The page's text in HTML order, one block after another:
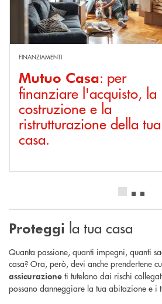
FINANZIAMENTI
Mutuo Casa: per
finanziare l'acquisto, la
costruzione e la
ristrutturazione della tua
casa.
Proteggi la tua casa
Quanta passione, quanti impegni, quanti
casa? Ora, però, devi anche prendertene
assicurazione ti tutelano dai rischi
possano danneggiare la tua abitazione e i